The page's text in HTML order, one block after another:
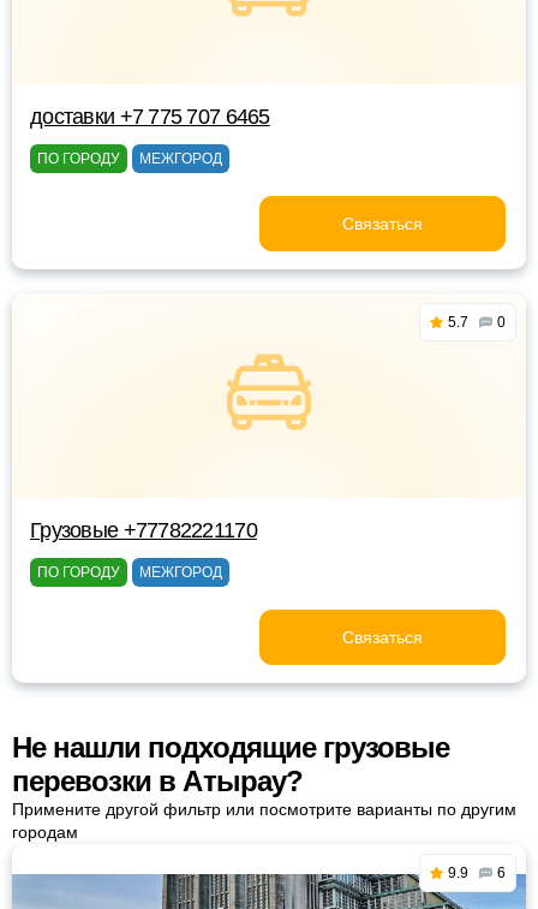
доставки +7 775 707 6465
ПО ГОРОДУ МЕЖГОРОД
Связаться
5.7 0
Грузовые +77782221170
ПО ГОРОДУ МЕЖГОРОД
Связаться
Не нашли подходящие грузовые
перевозки в Атырау?
Примените другой фильтр или посмотрите варианты по другим
городам
9.9 6